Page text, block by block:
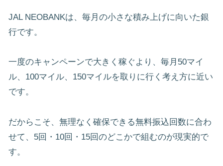
JAL NEOBANKは、毎月の小さな積み上げに向いた銀
行です。
一度のキャンペーンで大きく稼ぐより、毎月50マイ
ル、100マイル、150マイルを取りに行く考え方に近い
です。
だからこそ、無理なく確保できる無料振込回数に合わ
せて、5回・10回・15回のどこかで組むのが現実的で
す。